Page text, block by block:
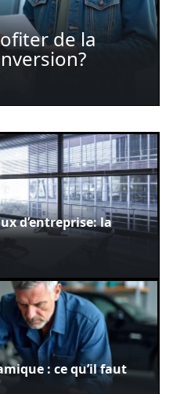
de la
d’entreprise: la
: ce qu’il faut